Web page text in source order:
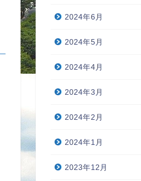
2024年6月
2024年5月
2024年4月
2024年3月
2024年2月
2024年1月
2023年12月